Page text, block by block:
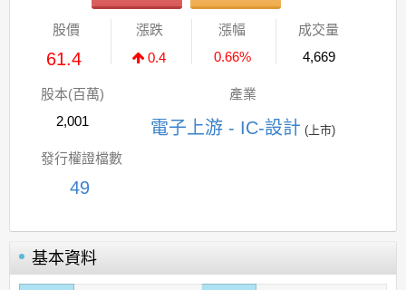
股價
61.4
漲跌
0.4
漲幅
0.66%
成交量
4,669
股本(百萬)
2,001
產業
電子上游 - IC-設計 (上市)
發行權證檔數
49
基本資料